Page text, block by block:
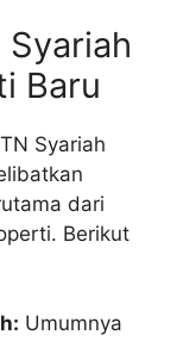
Syariah
Baru
Syariah
dari
Berikut
Umumnya